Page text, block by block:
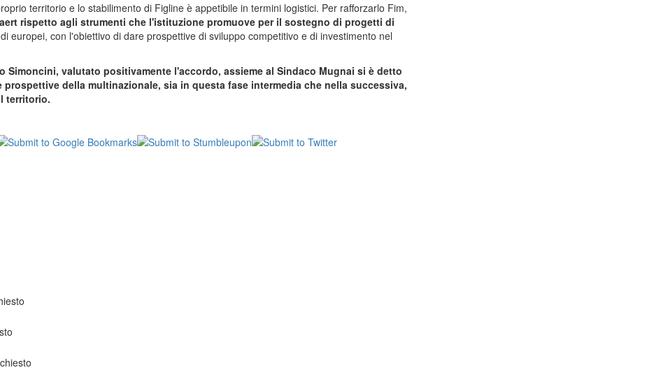
territorio e lo stabilimento di Figline è appetibile in termini logistici. Per rafforzarlo Fim,
rispetto agli strumenti che l'istituzione promuove per il sostegno di progetti di
europei, con l'obiettivo di dare prospettive di sviluppo competitivo e di investimento nel
valutato positivamente l'accordo, assieme al Sindaco Mugnai si è detto
della multinazionale, sia in questa fase intermedia che nella successiva,
territorio.